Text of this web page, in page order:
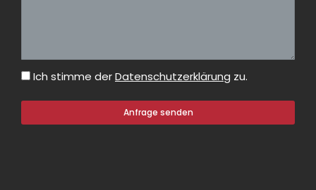
Ich stimme derDatenschutzerklärung zu.
Anfrage senden